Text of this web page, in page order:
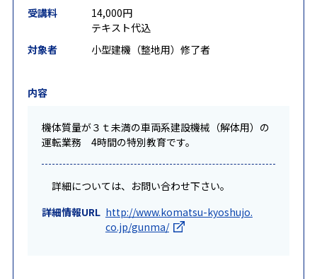
受講料
14,000円
テキスト代込
対象者
小型建機（整地用）修了者
内容
機体質量が３ｔ未満の車両系建設機械（解体用）の
運転業務 4時間の特別教育です。
詳細については、お問い合わせ下さい。
詳細情報URL http://www.komatsu-kyoshujo.
co.jp/gunma/